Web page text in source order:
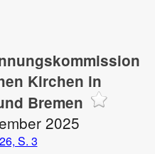
Kirchen in
Bremen
2025
S. 3